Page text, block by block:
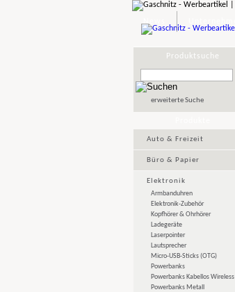
Produktsuche
erweiterte Suche
Auto & Freizeit
Büro & Papier
Elektronik
Armbanduhren
Elektronik-Zubehör
Kopfhörer & Ohrhörer
Ladegeräte
Laserpointer
Lautsprecher
Micro-USB-Sticks (OTG)
Powerbanks
Powerbanks Kabellos Wireless
Powerbanks Metall